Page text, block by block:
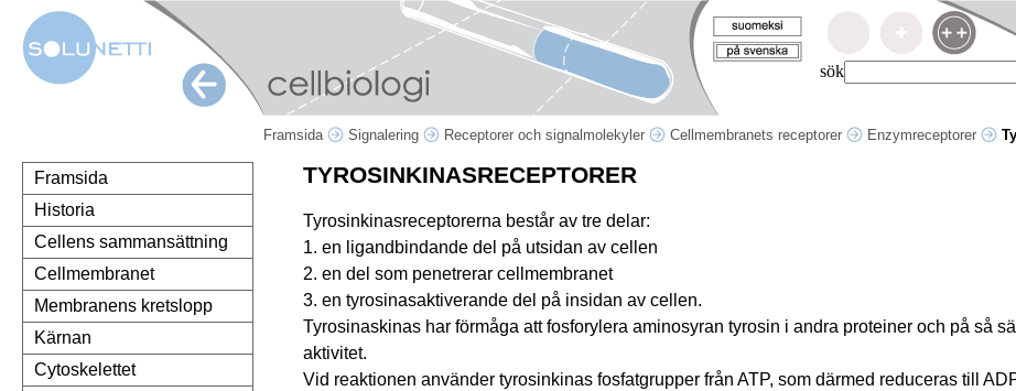
sök
Framsida Signalering Receptorer och signalmolekyler Cellmembranets receptorer Enzymreceptorer
Framsida
Historia
Cellens sammansättning
Cellmembranet
Membranens kretslopp
Kärnan
Cytoskelettet
TYROSINKINASRECEPTORER
Tyrosinkinasreceptorerna består av tre delar:
1. en ligandbindande del på utsidan av cellen
2. en del som penetrerar cellmembranet
3. en tyrosinasaktiverande del på insidan av cellen.
Tyrosinaskinas har förmåga att fosforylera aminosyran tyrosin i andra proteiner och på så
aktivitet.
Vid reaktionen använder tyrosinkinas fosfatgrupper från ATP, som därmed reduceras till